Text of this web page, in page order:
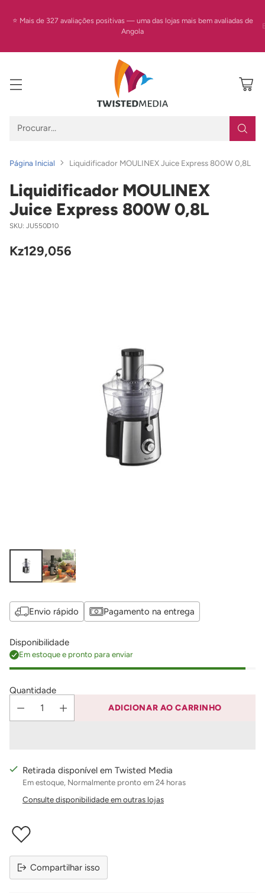
⭐ Mais de 327 avaliações positivas — uma das lojas mais bem avaliadas de
Angola
Procurar…
Página Inicial Liquidificador MOULINEX Juice Express 800W 0,8L
Liquidificador MOULINEX
Juice Express 800W 0,8L
SKU: JU550D10
Preço
Kz129,056
Envio rápido Pagamento na entrega
Disponibilidade
Em estoque e pronto para enviar
Quantidade
ADICIONAR AO CARRINHO
Retirada disponível em Twisted Media
Em estoque, Normalmente pronto em 24 horas
Consulte disponibilidade em outras lojas
Compartilhar isso